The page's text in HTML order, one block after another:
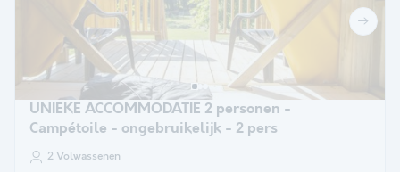
UNIEKE ACCOMMODATIE 2 personen -
Campétoile - ongebruikelijk - 2 pers
2 Volwassenen